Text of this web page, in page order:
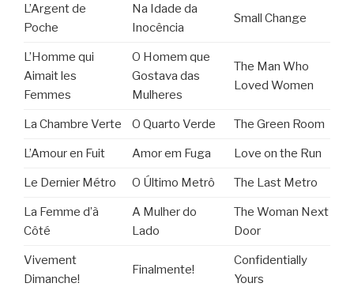
L’Argent de
Poche
Na Idade da
Inocência
Small Change
L’Homme qui
Aimait les
Femmes
O Homem que
Gostava das
Mulheres
The Man Who
Loved Women
La Chambre Verte O Quarto Verde The Green Room
L’Amour en Fuit Amor em Fuga Love on the Run
Le Dernier Métro O Último Metrô The Last Metro
La Femme d’à
Côté
A Mulher do
Lado
The Woman Next
Door
Vivement
Dimanche!
Finalmente!
Confidentially
Yours